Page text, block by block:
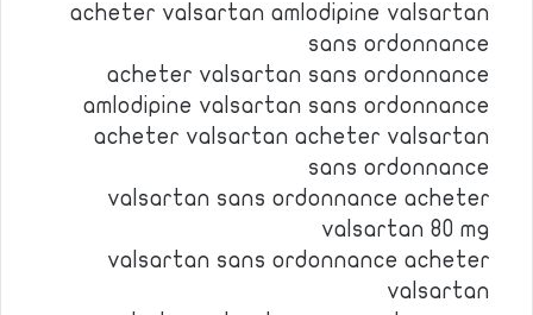
acheter valsartan amlodipine valsartan
sans ordonnance
acheter valsartan sans ordonnance
amlodipine valsartan sans ordonnance
acheter valsartan acheter valsartan
sans ordonnance
valsartan sans ordonnance acheter
valsartan 80 mg
valsartan sans ordonnance acheter
valsartan